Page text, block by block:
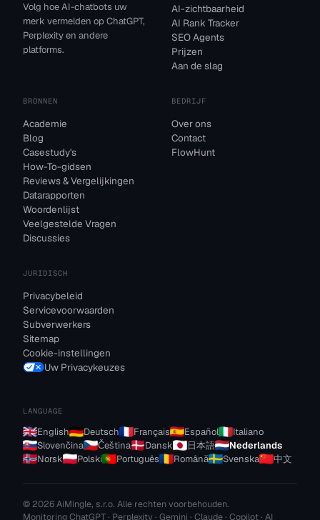
Volg hoe AI-chatbots uw
merk vermelden op ChatGPT,
Perplexity en andere
platforms.
AI-zichtbaarheid
AI Rank Tracker
SEO Agents
Prijzen
Aan de slag
BRONNEN
Academie
Blog
Casestudy's
How-To-gidsen
Reviews & Vergelijkingen
Datarapporten
Woordenlijst
Veelgestelde Vragen
Discussies
BEDRIJF
Over ons
Contact
FlowHunt
JURIDISCH
Privacybeleid
Servicevoorwaarden
Subverwerkers
Sitemap
Cookie-instellingen
Uw Privacykeuzes
LANGUAGE
English Deutsch Français Español
Italiano
Slovenčina
Čeština Dansk 日本語
Nederlands
Norsk
Polski Português Română Svenska 中文
© 2026 AiMingle, s.r.o. Alle rechten voorbehouden.
Monitoring ChatGPT · Perplexity · Gemini · Claude · Copilot · AI